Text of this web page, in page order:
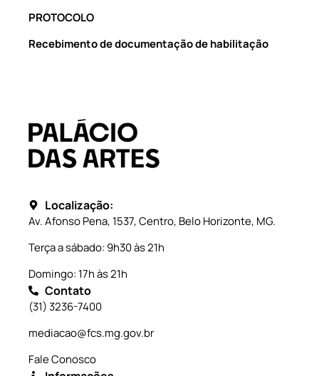
PROTOCOLO
Recebimento de documentação de habilitação
Localização:
Av. Afonso Pena, 1537, Centro, Belo Horizonte, MG.
Terça a sábado: 9h30 às 21h
Domingo: 17h às 21h
Contato
(31) 3236-7400
mediacao@fcs.mg.gov.br
Fale Conosco